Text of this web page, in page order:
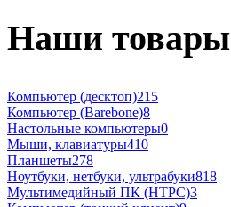
Наши товары
Компьютер (десктоп)215
Компьютер (Barebone)8
Настольные компьютеры0
Мыши, клавиатуры410
Планшеты278
Ноутбуки, нетбуки, ультрабуки818
Мультимедийный ПК (HTPC)3